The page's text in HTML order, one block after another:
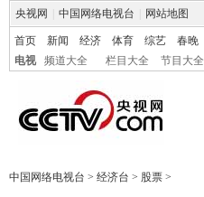
央视网 中国网络电视台 网站地图
首页 新闻 经济 体育 综艺 春晚
电视
频道大全 栏目大全 节目大全
中国网络电视台 > 经济台 > 股票 >